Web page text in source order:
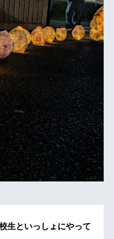
生といっしょにやって